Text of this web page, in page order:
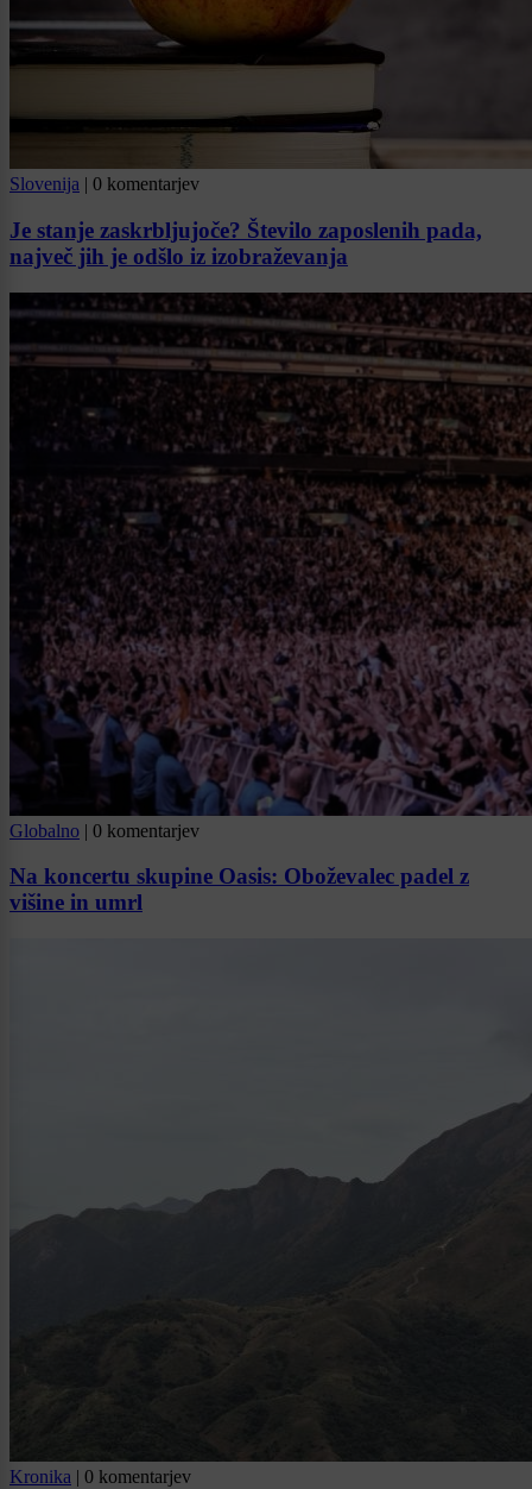
Slovenija | 0 komentarjev
Je stanje zaskrbljujoče? Število zaposlenih pada,
največ jih je odšlo iz izobraževanja
Globalno | 0 komentarjev
Na koncertu skupine Oasis: Oboževalec padel z
višine in umrl
Kronika | 0 komentarjev